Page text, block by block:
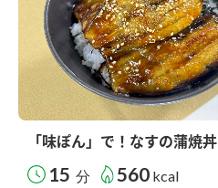
「味ぽん」で！なすの蒲焼丼
15 分 560 kcal